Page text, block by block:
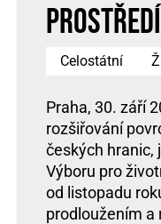
prostředí
Celostátní
Praha, 30. září
rozšiřování
českých hranic,
Výboru pro
od listopadu
prodloužením a